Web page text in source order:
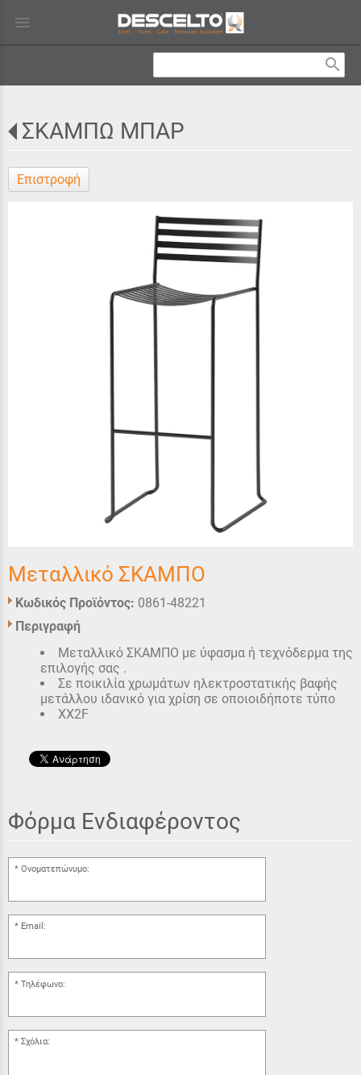
menu
search
ΣΚΑΜΠΩ ΜΠΑΡ
Επιστροφή
Μεταλλικό ΣΚΑΜΠΟ
Κωδικός Προϊόντος: 0861-48221
Περιγραφή
Μεταλλικό ΣΚΑΜΠΟ με ύφασμα ή τεχνόδερμα της
επιλογής σας .
Σε ποικιλία χρωμάτων ηλεκτροστατικής βαφής
μετάλλου ιδανικό για χρίση σε οποιοιδήποτε τύπο
XX2F
Φόρμα Ενδιαφέροντος
Ονοματεπώνυμο:
Email:
Τηλέφωνο:
Σχόλια: